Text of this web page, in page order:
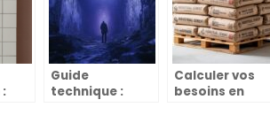
Guide
technique :
Calculer vos
besoins en